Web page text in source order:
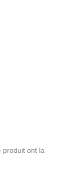
produit ont la